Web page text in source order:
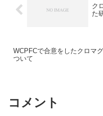
ク
た
WCPFCで合意をしたクロマ
ついて
コメント